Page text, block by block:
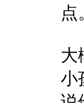
点
大
小